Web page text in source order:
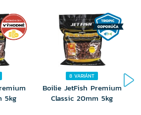
5kg
8 VARIÁNT
Boilie JetFish Premium
Classic 20mm 5kg